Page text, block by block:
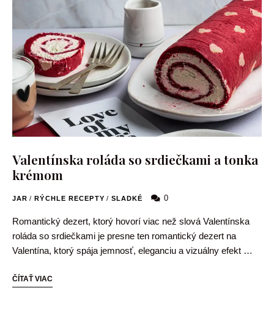
Valentínska roláda so srdiečkami a tonka
krémom
JAR / RÝCHLE RECEPTY / SLADKÉ 0
Romantický dezert, ktorý hovorí viac než slová Valentínska
roláda so srdiečkami je presne ten romantický dezert na
Valentína, ktorý spája jemnosť, eleganciu a vizuálny efekt …
ČÍTAŤ VIAC